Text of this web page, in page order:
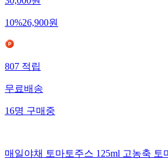
30,000원
10%26,900원
807적립
무료배송
16명구매중
매일야채 토마토주스 125ml 고농축 토